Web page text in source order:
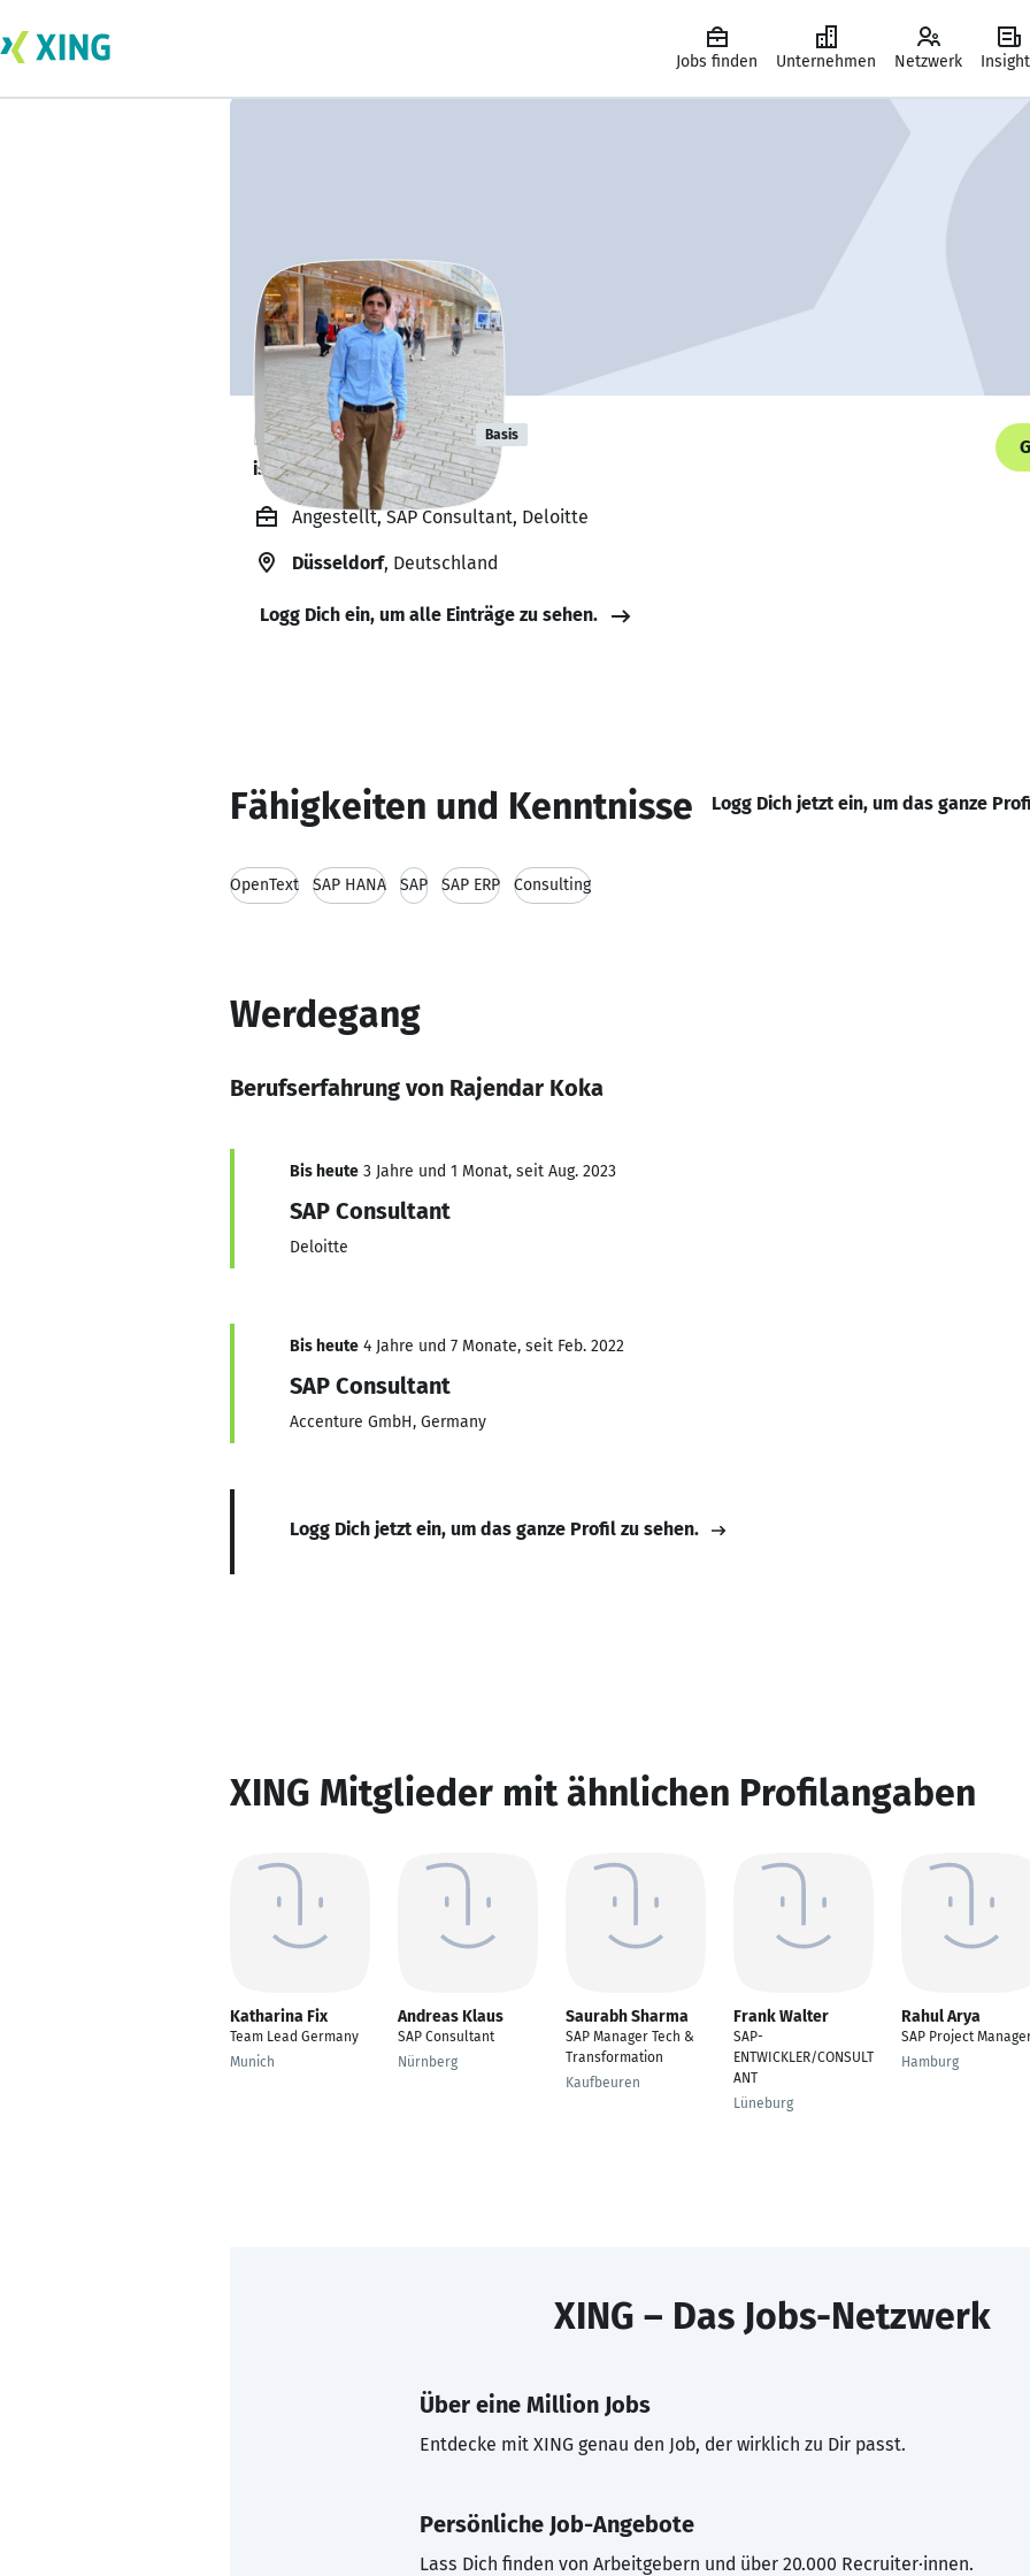
Jobs finden Unternehmen Netzwerk
Rajendar Koka Basis
is working from home. 🏡
Angestellt, SAP Consultant, Deloitte
Düsseldorf, Deutschland
Logg Dich ein, um alle Einträge zu sehen.
Fähigkeiten und Kenntnisse Logg Dich jetzt ein, um das ganze
OpenText SAP HANA SAP SAP ERP Consulting
Werdegang
Berufserfahrung von Rajendar Koka
Bis heute 3 Jahre und 1 Monat, seit Aug. 2023
SAP Consultant
Deloitte
Bis heute 4 Jahre und 7 Monate, seit Feb. 2022
SAP Consultant
Accenture GmbH, Germany
Logg Dich jetzt ein, um das ganze Profil zu sehen.
XING Mitglieder mit ähnlichen Profilangaben
Katharina Fix
Team Lead Germany
Munich
Andreas Klaus
SAP Consultant
Nürnberg
Saurabh Sharma
SAP Manager Tech &
Transformation
Kaufbeuren
Frank Walter
SAP-
ENTWICKLER/CONSULT
ANT
Lüneburg
Rahul Arya
SAP Project
Hamburg
XING – Das Jobs-Netzwerk
Über eine Million Jobs
Entdecke mit XING genau den Job, der wirklich zu Dir passt.
Persönliche Job-Angebote
Lass Dich finden von Arbeitgebern und über 20.000 Recruiter·innen.